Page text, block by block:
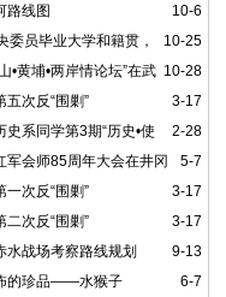
10-6
路线图
10-25
委员毕业大学和籍贯，
文化区域积淀
10-28
•黄埔•两岸情论坛”在武
3-17
五次反“围剿”
2-28
史系同学第3期“历史•使
5-7
军会师85周年大会在井冈
3-17
一次反“围剿”
3-17
二次反“围剿”
9-13
水战场考察路线规划
6-7
的珍品——水猴子